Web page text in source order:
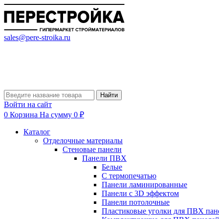
sales@pere-stroika.ru
Найти
Войти на сайт
0 Корзина На сумму 0 ₽
Каталог
Отделочные материалы
Стеновые панели
Панели ПВХ
Белые
С термопечатью
Панели ламинированные
Панели с 3D эффектом
Панели потолочные
Пластиковые уголки для ПВХ